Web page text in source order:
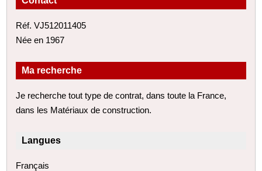
Réf. VJ512011405
Née en 1967
Ma recherche
Je recherche tout type de contrat, dans toute la France,
dans les Matériaux de construction.
Langues
Français